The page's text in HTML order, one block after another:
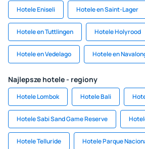
Hotele Eniseli Hotele en Saint-Lager
Hotele en Tuttlingen Hotele Holyrood
Hotele en Vedelago Hotele en
Najlepsze hotele - regiony
Hotele Lombok Hotele Bali
Hotele Sabi Sand Game Reserve
Hotele Telluride Hotele Parque